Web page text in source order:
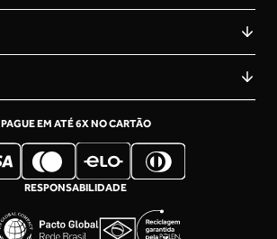
PAGUE EM ATÉ 6X NO CARTÃO
RESPONSABILIDADE